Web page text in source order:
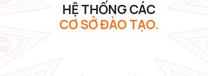
HỆ THỐNG CÁC
CƠ SỞ ĐÀO TẠO.